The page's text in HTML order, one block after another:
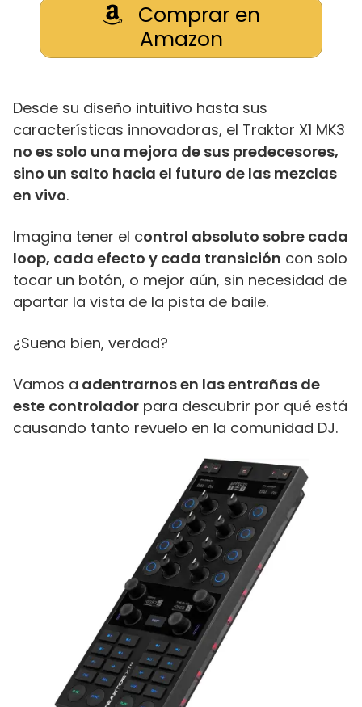
Comprar en
Amazon
Desde su diseño intuitivo hasta sus
características innovadoras, el Traktor X1 MK3
no es solo una mejora de sus predecesores,
sino un salto hacia el futuro de las mezclas
en vivo.
Imagina tener el control absoluto sobre cada
loop, cada efecto y cada transición con solo
tocar un botón, o mejor aún, sin necesidad de
apartar la vista de la pista de baile.
¿Suena bien, verdad?
Vamos a adentrarnos en las entrañas de
este controlador para descubrir por qué está
causando tanto revuelo en la comunidad DJ.